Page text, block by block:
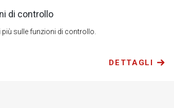
di controllo
più sulle funzioni di controllo.
DETTAGLI